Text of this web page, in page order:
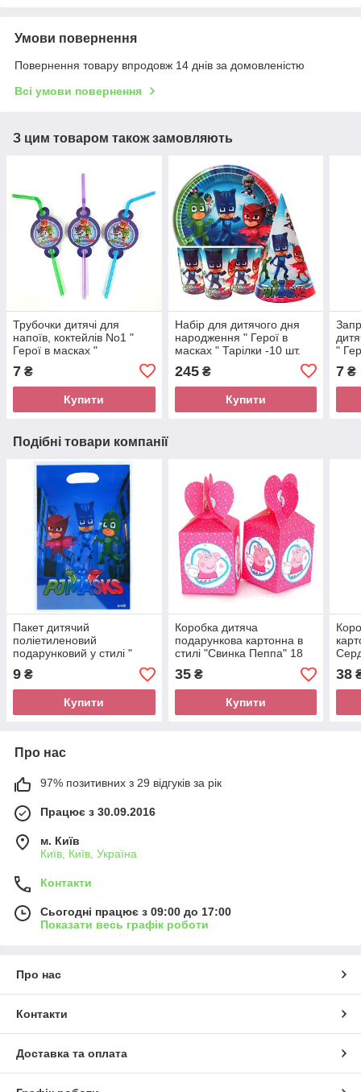
Умови повернення
Повернення товару впродовж 14 днів за домовленістю
Всі умови повернення
З цим товаром також замовляють
Трубочки дитячі для
напоїв, коктейлів No1 "
Герої в масках "
7 ₴
Купити
Набір для дитячого дня
народження " Герої в
масках " Тарілки -10 шт.
Ковпачки — 10 шт.
245₴
Купити
"
7 ₴
Подібні товари компанії
Пакет дитячий
поліетиленовий
подарунковий у стилі "
Герої в масках" 25 * 16.5
см.
9 ₴
Купити
Коробка дитяча
подарункова картонна в
стилі "Свинка Пеппа" 18
див. * 8.5 див.
35₴
Купити
38
Про нас
97% позитивних з 29 відгуків за рік
Працює з 30.09.2016
м. Київ
Київ, Київ, Україна
Контакти
Сьогодні працює з 09:00 до 17:00
Показати весь графік роботи
Про нас
Контакти
Доставка та оплата